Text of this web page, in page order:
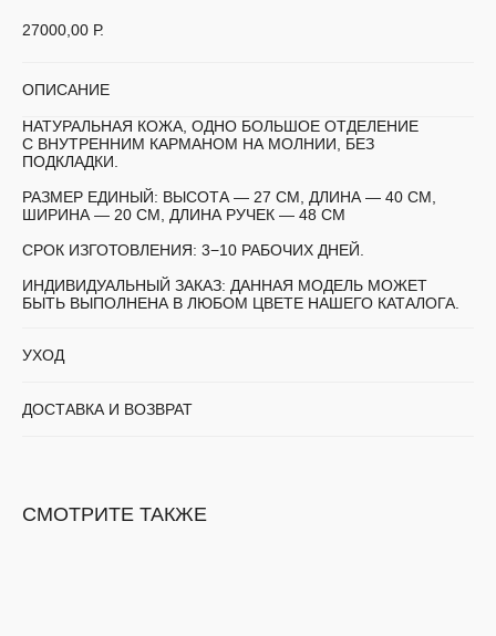
27000,00 Р.
ОПИСАНИЕ
НАТУРАЛЬНАЯ КОЖА, ОДНО БОЛЬШОЕ ОТДЕЛЕНИЕ
С ВНУТРЕННИМ КАРМАНОМ НА МОЛНИИ, БЕЗ
ПОДКЛАДКИ.
РАЗМЕР ЕДИНЫЙ: ВЫСОТА — 27 СМ, ДЛИНА — 40 СМ,
ШИРИНА — 20 СМ, ДЛИНА РУЧЕК — 48 СМ
СРОК ИЗГОТОВЛЕНИЯ: 3−10 РАБОЧИХ ДНЕЙ.
ИНДИВИДУАЛЬНЫЙ ЗАКАЗ: ДАННАЯ МОДЕЛЬ МОЖЕТ
БЫТЬ ВЫПОЛНЕНА В ЛЮБОМ ЦВЕТЕ НАШЕГО КАТАЛОГА.
УХОД
ДОСТАВКА И ВОЗВРАТ
СМОТРИТЕ ТАКЖЕ